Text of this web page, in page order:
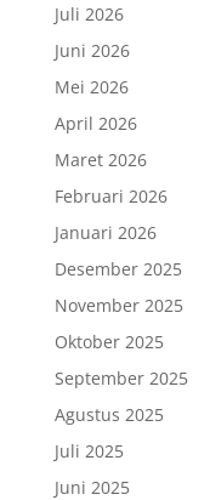
Juli 2026
Juni 2026
Mei 2026
April 2026
Maret 2026
Februari 2026
Januari 2026
Desember 2025
November 2025
Oktober 2025
September 2025
Agustus 2025
Juli 2025
Juni 2025